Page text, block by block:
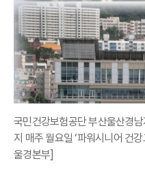
국민건강보험공단 부산울산경
지 매주 월요일 ‘파워시니어 건
울경본부]